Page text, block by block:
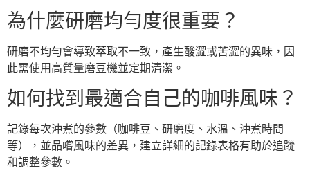
為什麼研磨均勻度很重要？
研磨不均勻會導致萃取不一致，產生酸澀或苦澀的異味，因
此需使用高質量磨豆機並定期清潔。
如何找到最適合自己的咖啡風味？
記錄每次沖煮的參數（咖啡豆、研磨度、水溫、沖煮時間
等），並品嚐風味的差異，建立詳細的記錄表格有助於追蹤
和調整參數。